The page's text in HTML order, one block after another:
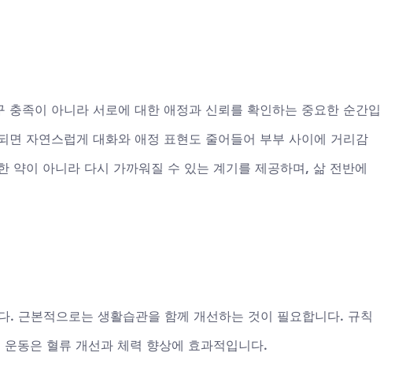
충족이 아니라 서로에 대한 애정과 신뢰를 확인하는 중요한 순간입
면 자연스럽게 대화와 애정 표현도 줄어들어 부부 사이에 거리감
약이 아니라 다시 가까워질 수 있는 계기를 제공하며, 삶 전반에
. 근본적으로는 생활습관을 함께 개선하는 것이 필요합니다. 규칙
동은 혈류 개선과 체력 향상에 효과적입니다.